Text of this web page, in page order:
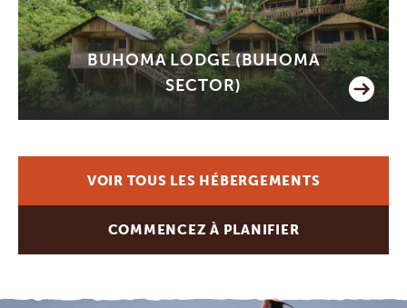
BUHOMA LODGE (BUHOMA
SECTOR)
VOIR TOUS LES HÉBERGEMENTS
COMMENCEZ À PLANIFIER